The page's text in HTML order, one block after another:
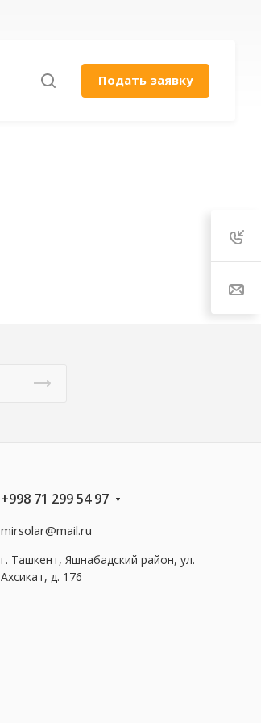
Подать заявку
+998 71 299 54 97
mirsolar@mail.ru
г. Ташкент, Яшнабадский район, ул.
Ахсикат, д. 176